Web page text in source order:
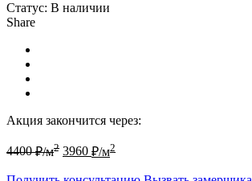
Статус: В наличии
Share
Акция закончится через:
4400₽/м2 3960 ₽/м2